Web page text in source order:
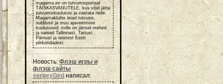
magama.ee on tutvumisportaal
TÄISKASVANUTELE, kus võid jätta
tutvumiskuulutusi ja vastata neile.
Magamaklubis leiad tutvuse,
suhtluse ja muu ajaveetmise
kuulutused, mille on jätnud mehed
ja naised Tallinnast, Tartust ,
Pärnust ja teistest Eesti
piirkondadest.
Новость: Флэш игры и
флэш сайты
sergeyGed написал: